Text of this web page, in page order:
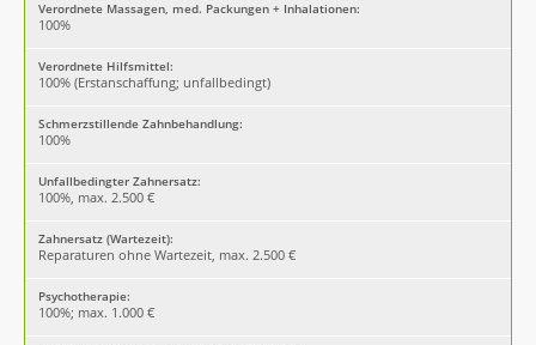
Verordnete Massagen, med. Packungen + Inhalationen:
100%
Verordnete Hilfsmittel:
100% (Erstanschaffung; unfallbedingt)
Schmerzstillende Zahnbehandlung:
100%
Unfallbedingter Zahnersatz:
100%, max. 2.500 €
Zahnersatz (Wartezeit):
Reparaturen ohne Wartezeit, max. 2.500 €
Psychotherapie:
100%; max. 1.000 €